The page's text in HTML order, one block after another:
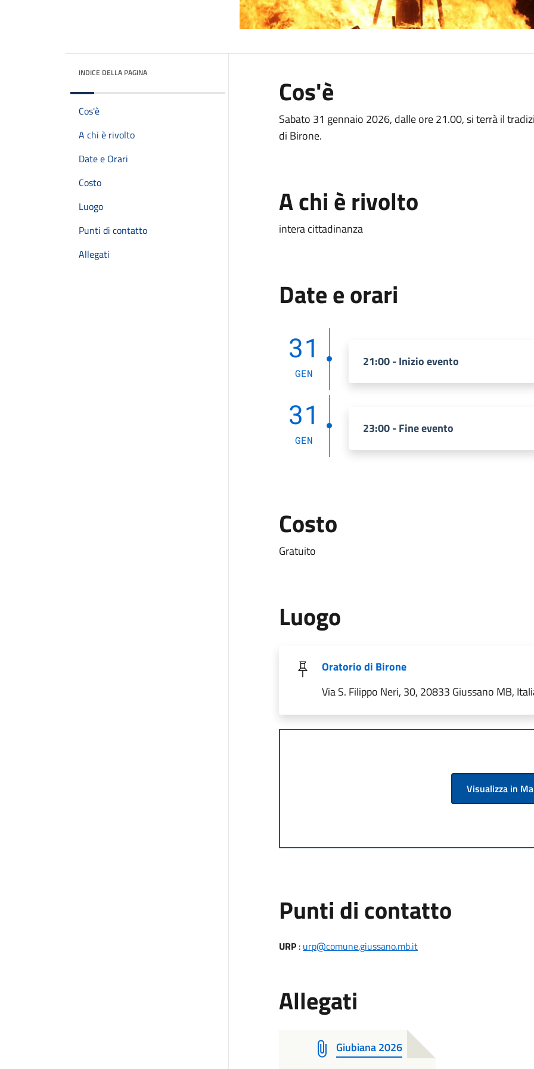
INDICE DELLA PAGINA
Cos'è
A chi è rivolto
Date e Orari
Costo
Luogo
Punti di contatto
Allegati
Cos'è
Sabato 31 gennaio 2026, dalle ore 21.00, si terrà il
di Birone.
A chi è rivolto
intera cittadinanza
Date e orari
31
GEN
21:00 - Inizio evento
31
GEN
23:00 - Fine evento
Costo
Gratuito
Luogo
Oratorio di Birone
Via S. Filippo Neri, 30, 20833 Giussano MB,
Visualizza in
Punti di contatto
URP: urp@comune.giussano.mb.it
Allegati
Giubiana 2026